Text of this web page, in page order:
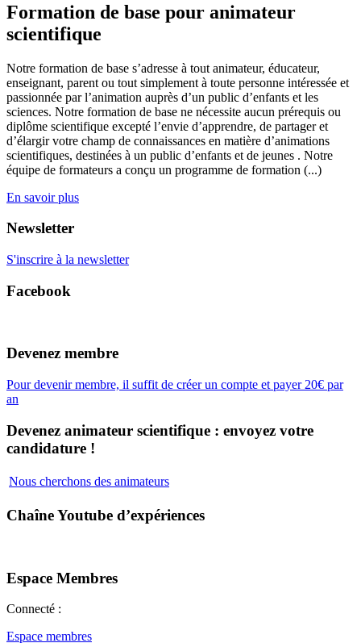
Formation de base pour animateur
scientifique
Notre formation de base s’adresse à tout animateur, éducateur,
enseignant, parent ou tout simplement à toute personne intéressée et
passionnée par l’animation auprès d’un public d’enfants et les
sciences. Notre formation de base ne nécessite aucun prérequis ou
diplôme scientifique excepté l’envie d’apprendre, de partager et
d’élargir votre champ de connaissances en matière d’animations
scientifiques, destinées à un public d’enfants et de jeunes . Notre
équipe de formateurs a conçu un programme de formation (...)
En savoir plus
Newsletter
S'inscrire à la newsletter
Facebook
Devenez membre
Pour devenir membre, il suffit de créer un compte et payer 20€ par
an
Devenez animateur scientifique : envoyez votre
candidature !
Nous cherchons des animateurs
Chaîne Youtube d’expériences
Espace Membres
Connecté :
Espace membres